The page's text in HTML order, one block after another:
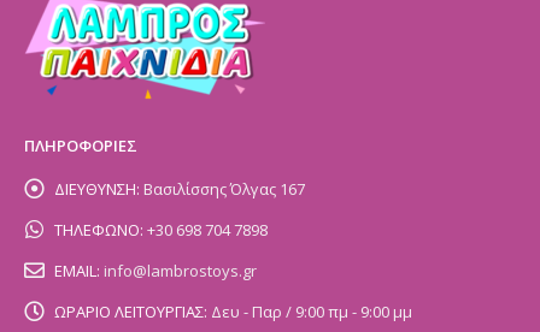
ΠΛΗΡΟΦΟΡΙΕΣ
ΔΙΕΥΘΥΝΣΗ: Βασιλίσσης Όλγας 167
ΤΗΛΕΦΩΝΟ: +30 698 704 7898
EMAIL: info@lambrostoys.gr
ΩΡΑΡΙΟ ΛΕΙΤΟΥΡΓΙΑΣ: Δευ - Παρ / 9:00 πμ - 9:00 μμ